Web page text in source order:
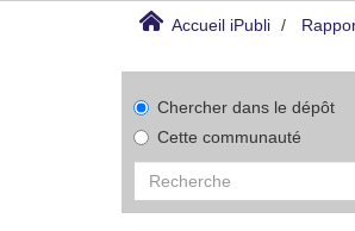
Accueil iPubli
Chercher dans le dépôt
Cette communauté